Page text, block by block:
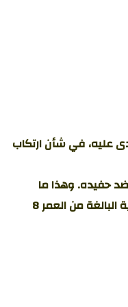
عليه، في شأن ارتكاب
ضد حفيده. وهذا ما
تؤكده الشهادة الطبية التي أدلى بها والد الضحية، إذ تثبت وجود آثار التعنيف على جسد القاصر. ومن غير المستبعد أن يكون المشتبه فيه قد حاول الاعتداء على أخت الضحية البالغة من العمر 8